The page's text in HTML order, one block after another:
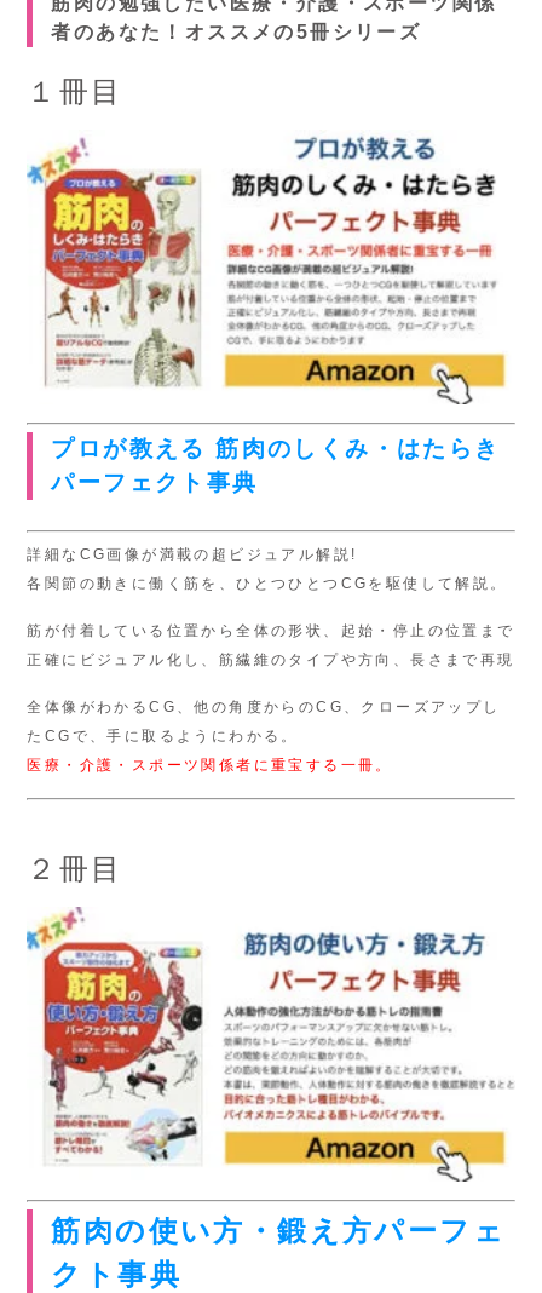
者のあなた！オススメの5冊シリーズ
１冊目
プロが教える 筋肉のしくみ・はたらき
パーフェクト事典
詳細なCG画像が満載の超ビジュアル解説!
各関節の動きに働く筋を、ひとつひとつCGを駆使して解説。
筋が付着している位置から全体の形状、起始・停止の位置まで
正確にビジュアル化し、筋繊維のタイプや方向、長さまで再現
全体像がわかるCG、他の角度からのCG、クローズアップし
たCGで、手に取るようにわかる。
医療・介護・スポーツ関係者に重宝する一冊。
２冊目
筋肉の使い方・鍛え方パーフェ
クト事典